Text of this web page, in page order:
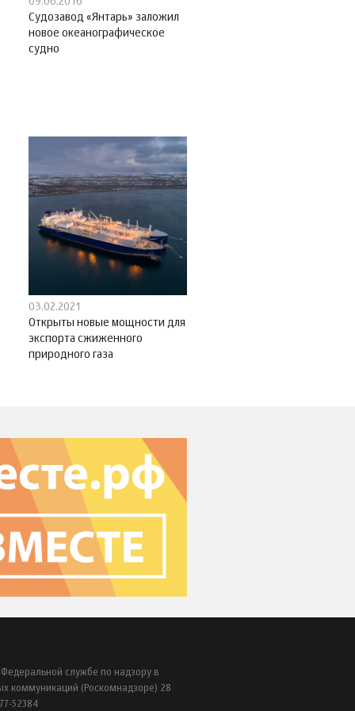
Судозавод «Янтарь» заложил
новое океанографическое
судно
03.02.2021
Открыты новые мощности для
экспорта сжиженного
природного газа
службе по надзору в
коммуникаций (Роскомнадзоре) 28
52384